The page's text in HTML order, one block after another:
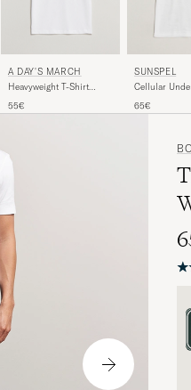
A DAY'S MARCH
Heavyweight T-Shirt
55€
SUNSPEL
Cellular
65€